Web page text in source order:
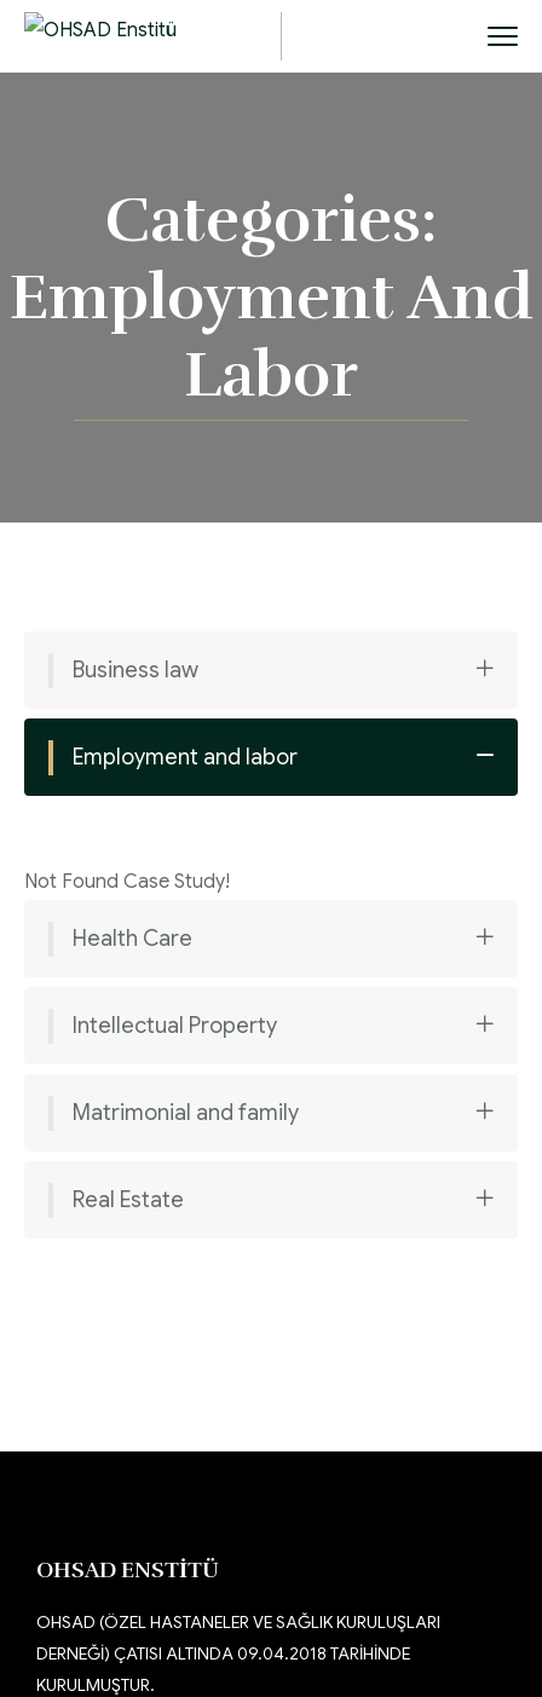
Categories:
Employment And
Labor
Business law
Employment and labor
Not Found Case Study!
Health Care
Intellectual Property
Matrimonial and family
Real Estate
OHSAD ENSTİTÜ
OHSAD (ÖZEL HASTANELER VE SAĞLIK KURULUŞLARI
DERNEĞİ) ÇATISI ALTINDA 09.04.2018 TARİHİNDE
KURULMUŞTUR.